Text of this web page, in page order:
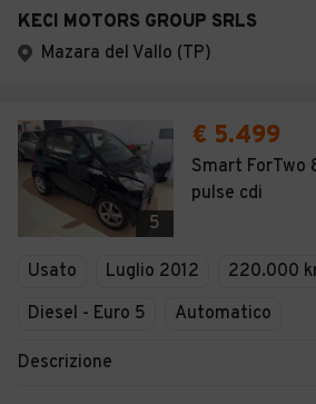
KECI MOTORS GROUP SRLS
Mazara del Vallo (TP)
5
€ 5.499
Smart ForTwo
pulse cdi
Usato Luglio 2012
220.000
Diesel - Euro 5
Automatico
Descrizione